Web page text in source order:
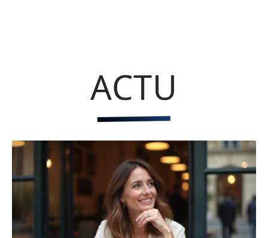
ACTU